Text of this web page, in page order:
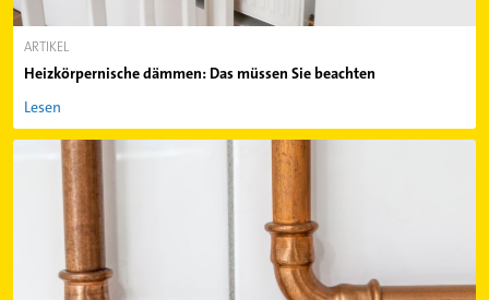
ARTIKEL
Heizkörpernische dämmen: Das müssen Sie beachten
Lesen